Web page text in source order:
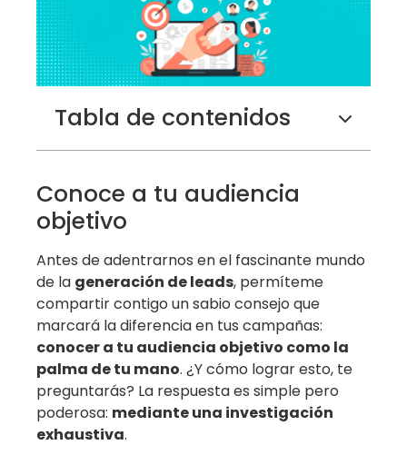
Tabla de contenidos
Conoce a tu audiencia
objetivo
Antes de adentrarnos en el fascinante mundo
de la generación de leads, permíteme
compartir contigo un sabio consejo que
marcará la diferencia en tus campañas:
conocer a tu audiencia objetivo como la
palma de tu mano. ¿Y cómo lograr esto, te
preguntarás? La respuesta es simple pero
poderosa: mediante una investigación
exhaustiva.